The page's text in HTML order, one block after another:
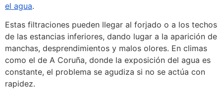
el agua.
Estas filtraciones pueden llegar al forjado o a los techos
de las estancias inferiores, dando lugar a la aparición de
manchas, desprendimientos y malos olores. En climas
como el de A Coruña, donde la exposición del agua es
constante, el problema se agudiza si no se actúa con
rapidez.